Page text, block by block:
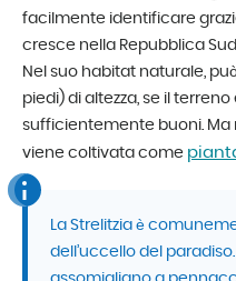
facilmente identificare
cresce nella Repubblica
Nel suo habitat naturale,
piedi) di altezza, se il
sufficientemente buoni.
viene coltivata come
La Strelitzia è
dell’uccello del